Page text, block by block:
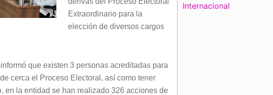
Extraordinario para la
elección de diversos cargos
que existen 3 personas acreditadas para
cerca el Proceso Electoral, así como tener
en la entidad se han realizado 326 acciones de
Internacional